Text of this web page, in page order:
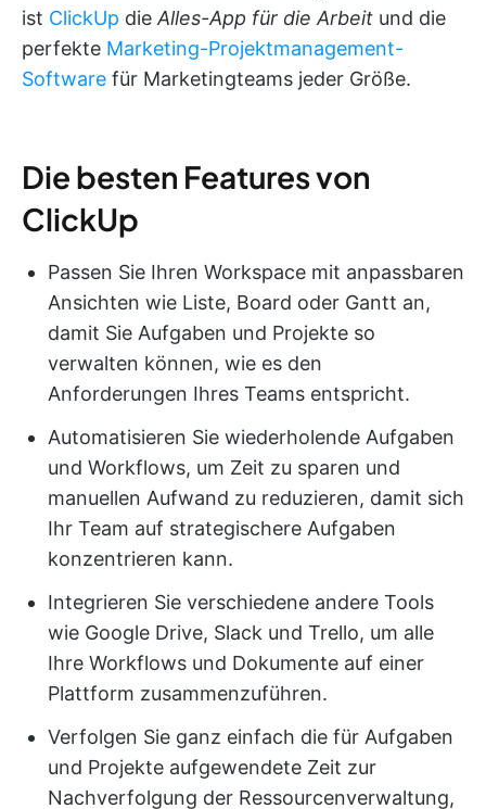
ist ClickUp die Alles-App für die Arbeit und die
perfekte Marketing-Projektmanagement-
Software für Marketingteams jeder Größe.
Die besten Features von
ClickUp
Passen Sie Ihren Workspace mit anpassbaren
Ansichten wie Liste, Board oder Gantt an,
damit Sie Aufgaben und Projekte so
verwalten können, wie es den
Anforderungen Ihres Teams entspricht.
Automatisieren Sie wiederholende Aufgaben
und Workflows, um Zeit zu sparen und
manuellen Aufwand zu reduzieren, damit sich
Ihr Team auf strategischere Aufgaben
konzentrieren kann.
Integrieren Sie verschiedene andere Tools
wie Google Drive, Slack und Trello, um alle
Ihre Workflows und Dokumente auf einer
Plattform zusammenzuführen.
Verfolgen Sie ganz einfach die für Aufgaben
und Projekte aufgewendete Zeit zur
Nachverfolgung der Ressourcenverwaltung,